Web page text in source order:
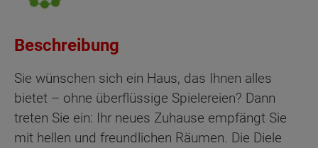
Beschreibung
Sie wünschen sich ein Haus, das Ihnen alles
bietet – ohne überflüssige Spielereien? Dann
treten Sie ein: Ihr neues Zuhause empfängt Sie
mit hellen und freundlichen Räumen. Die Diele